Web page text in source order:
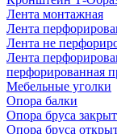
Лента монтажная
Лента
Лента не
Лента
перфорированная
Мебельные уголки
Опора балки
Опора бруса
Опора бруса